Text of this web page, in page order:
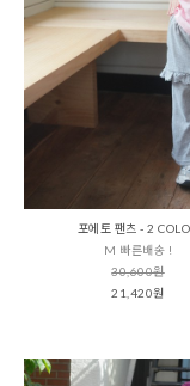
포에토 팬츠 - 2
M 빠른배송 !
30,600원
21,420원